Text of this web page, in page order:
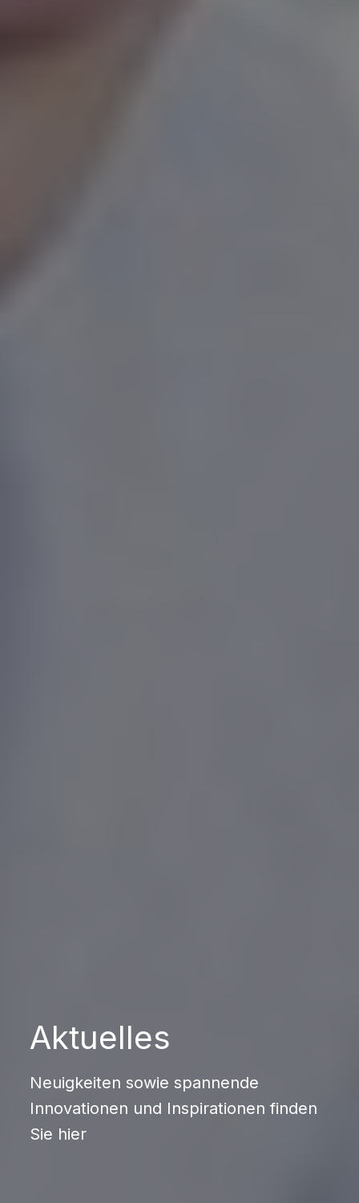
Aktuelles
Neuigkeiten sowie spannende
Innovationen und Inspirationen finden
Sie hier